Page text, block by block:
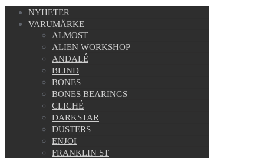
NYHETER
VARUMÄRKE
ALMOST
ALIEN WORKSHOP
ANDALÉ
BLIND
BONES
BONES BEARINGS
CLICHÉ
DARKSTAR
DUSTERS
ENJOI
FRANKLIN ST